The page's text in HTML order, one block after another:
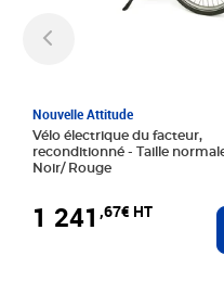
Nouvelle Attitude
Vélo électrique du facteur,
reconditionné - Taille normale -
Noir/ Rouge
1 241 ,67€ HT